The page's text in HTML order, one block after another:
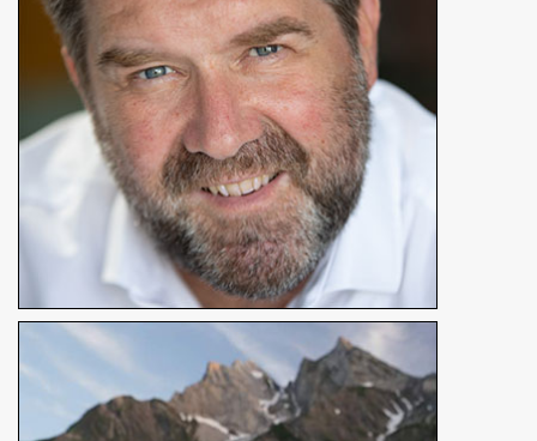
En détails
Sylvain Damiani
Réalisateur